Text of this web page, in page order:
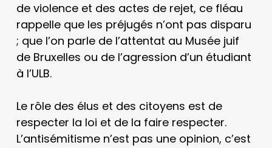
de violence et des actes de rejet, ce fléau
rappelle que les préjugés n’ont pas disparu
; que l’on parle de l’attentat au Musée juif
de Bruxelles ou de l’agression d’un étudiant
à l’ULB.
Le rôle des élus et des citoyens est de
respecter la loi et de la faire respecter.
L’antisémitisme n’est pas une opinion, c’est